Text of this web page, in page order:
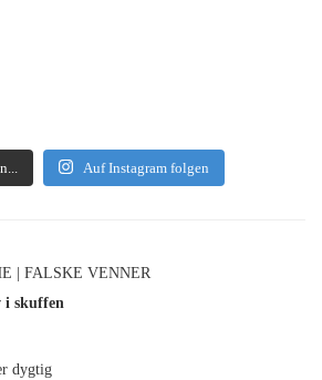
Auf Instagram folgen
| FALSKE VENNER
i skuffen
dygtig